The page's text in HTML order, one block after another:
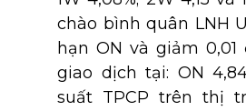
chào bình quân LNH
hạn ON và giảm
giao dịch tại: ON
suất TPCP trên thị